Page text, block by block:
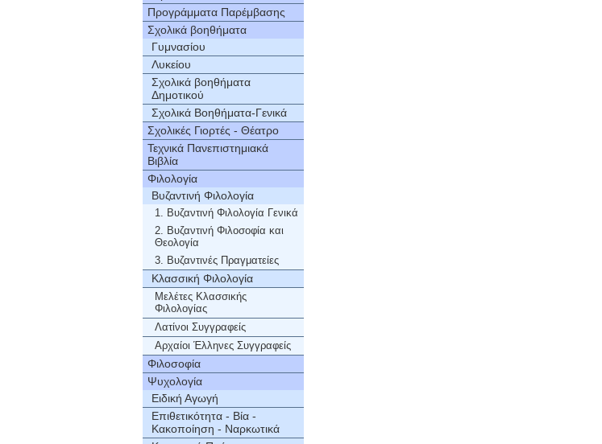
Προγράμματα Παρέμβασης
Σχολικά βοηθήματα
Γυμνασίου
Λυκείου
Σχολικά βοηθήματα
Δημοτικού
Σχολικά Βοηθήματα-Γενικά
Σχολικές Γιορτές - Θέατρο
Τεχνικά Πανεπιστημιακά
Βιβλία
Φιλολογία
Βυζαντινή Φιλολογία
1. Βυζαντινή Φιλολογία Γενικά
2. Βυζαντινή Φιλοσοφία και
Θεολογία
3. Βυζαντινές Πραγματείες
Κλασσική Φιλολογία
Μελέτες Κλασσικής
Φιλολογίας
Λατίνοι Συγγραφείς
Αρχαίοι Έλληνες Συγγραφείς
Φιλοσοφία
Ψυχολογία
Ειδική Αγωγή
Επιθετικότητα - Βία -
Κακοποίηση - Ναρκωτικά